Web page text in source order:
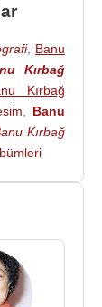
Müzik
adlı
30
yönetti
şefi
Özel
“Bırak
, Banu
Kırbağ
Kırbağ
, Banu
Kırbağ